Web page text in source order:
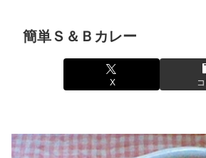
簡単Ｓ＆Ｂカレー
X